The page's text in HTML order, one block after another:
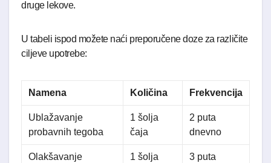
druge lekove.
U tabeli ispod možete naći preporučene doze za različite
ciljeve upotrebe:
Namena Količina Frekvencija
Ublažavanje
probavnih tegoba
1 šolja
čaja
2 puta
dnevno
Olakšavanje
1 šolja
3 puta